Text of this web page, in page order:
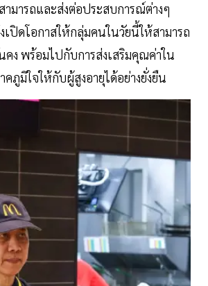
ามารถและส่งต่อประสบการณ์ต่างๆ
เปิดโอกาสให้กลุ่มคนในวัยนี้ให้สามารถ
นคง พร้อมไปกับการส่งเสริมคุณค่าใน
คภูมิใจให้กับผู้สูงอายุได้อย่างยั่งยืน